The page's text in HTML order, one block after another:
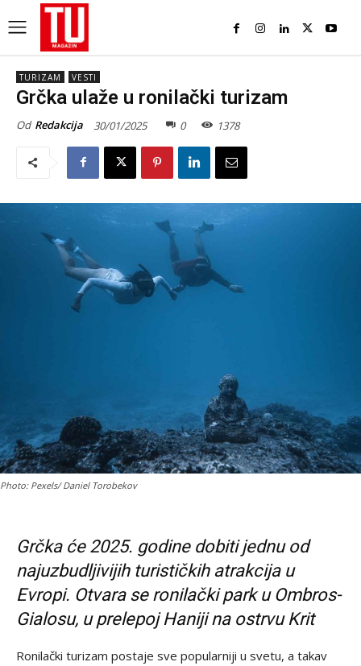
TURIZAM VESTI
Grčka ulaže u ronilački turizam
Od Redakcija 30/01/2025 0 1378
Photo: Pexels/ Daniel Torobekov
Grčka će 2025. godine dobiti jednu od
najuzbudljivijih turističkih atrakcija u
Evropi. Otvara se ronilački park u Ombros-
Gialosu, u prelepoj Haniji na ostrvu Krit
Ronilački turizam postaje sve popularniji u svetu, a takav